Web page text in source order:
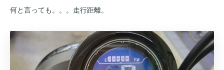
何と言っても。。。走行距離。